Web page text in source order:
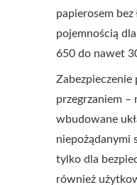
papierosem bez
pojemnością
650 do nawet
Zabezpieczenie
przegrzaniem –
wbudowane
niepożądanymi
tylko dla
również